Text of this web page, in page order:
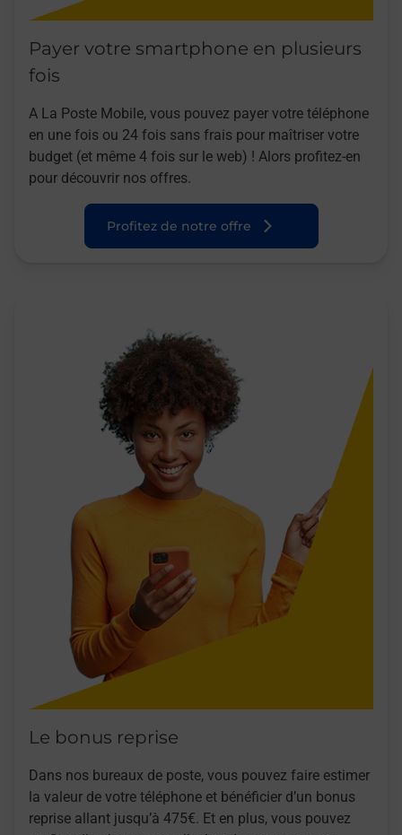
Payer votre smartphone en plusieurs
fois
A La Poste Mobile, vous pouvez payer votre téléphone
en une fois ou 24 fois sans frais pour maîtriser votre
budget (et même 4 fois sur le web) ! Alors profitez-en
pour découvrir nos offres.
Profitez de notre offre
Le bonus reprise
Dans nos bureaux de poste, vous pouvez faire estimer
la valeur de votre téléphone et bénéficier d’un bonus
reprise allant jusqu’à 475€. Et en plus, vous pouvez